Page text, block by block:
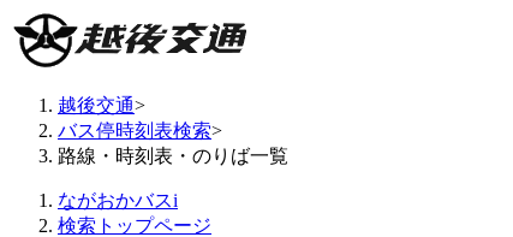
越後交通>
バス停時刻表検索>
路線・時刻表・のりば一覧
ながおかバスi
検索トップページ